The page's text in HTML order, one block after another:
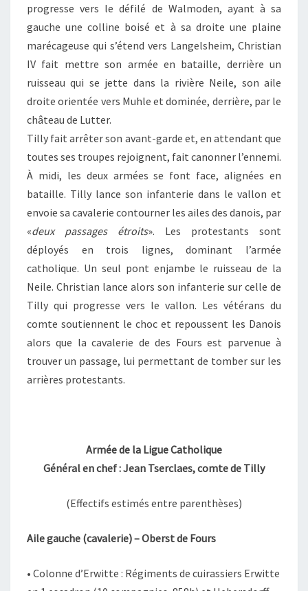
progresse vers le défilé de Walmoden, ayant à sa
gauche une colline boisé et à sa droite une plaine
marécageuse qui s’étend vers Langelsheim, Christian
IV fait mettre son armée en bataille, derrière un
ruisseau qui se jette dans la rivière Neile, son aile
droite orientée vers Muhle et dominée, derrière, par le
château de Lutter.
Tilly fait arrêter son avant-garde et, en attendant que
toutes ses troupes rejoignent, fait canonner l’ennemi.
À midi, les deux armées se font face, alignées en
bataille. Tilly lance son infanterie dans le vallon et
envoie sa cavalerie contourner les ailes des danois, par
«deux passages étroits». Les protestants sont
déployés en trois lignes, dominant l’armée
catholique. Un seul pont enjambe le ruisseau de la
Neile. Christian lance alors son infanterie sur celle de
Tilly qui progresse vers le vallon. Les vétérans du
comte soutiennent le choc et repoussent les Danois
alors que la cavalerie de des Fours est parvenue à
trouver un passage, lui permettant de tomber sur les
arrières protestants.
Armée de la Ligue Catholique
Général en chef : Jean Tserclaes, comte de Tilly
(Effectifs estimés entre parenthèses)
Aile gauche (cavalerie) – Oberst de Fours
• Colonne d’Erwitte : Régiments de cuirassiers Erwitte